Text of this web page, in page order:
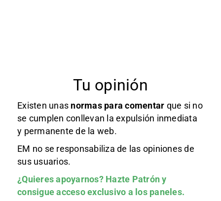
Tu opinión
Existen unas normas para comentar que si no
se cumplen conllevan la expulsión inmediata
y permanente de la web.
EM no se responsabiliza de las opiniones de
sus usuarios.
¿Quieres apoyarnos? Hazte Patróny
consigue acceso exclusivo a los paneles.